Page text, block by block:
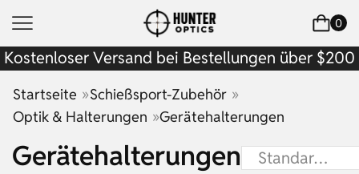
0
Kostenloser Versand bei Bestellungen über $200
Startseite »Schießsport-Zubehör »
Optik & Halterungen »Gerätehalterungen
Gerätehalterungen